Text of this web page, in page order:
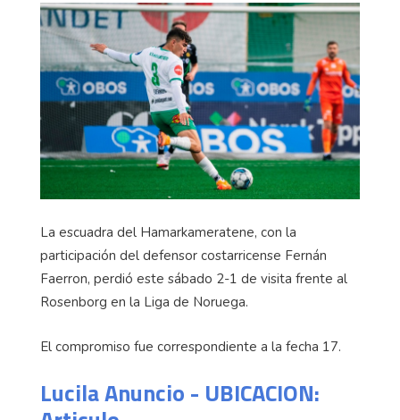
La escuadra del Hamarkameratene, con la
participación del defensor costarricense Fernán
Faerron, perdió este sábado 2-1 de visita frente al
Rosenborg en la Liga de Noruega.
El compromiso fue correspondiente a la fecha 17.
Lucila Anuncio - UBICACION: